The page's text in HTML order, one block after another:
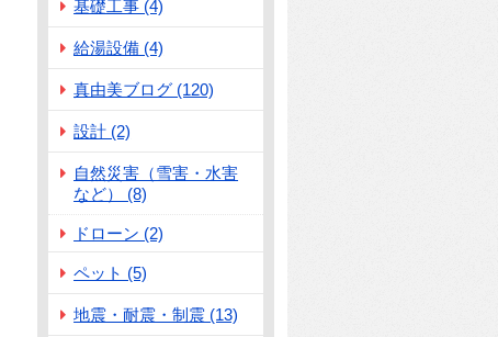
基礎工事 (4)
給湯設備 (4)
真由美ブログ (120)
設計 (2)
自然災害（雪害・水害
など） (8)
ドローン (2)
ペット (5)
地震・耐震・制震 (13)